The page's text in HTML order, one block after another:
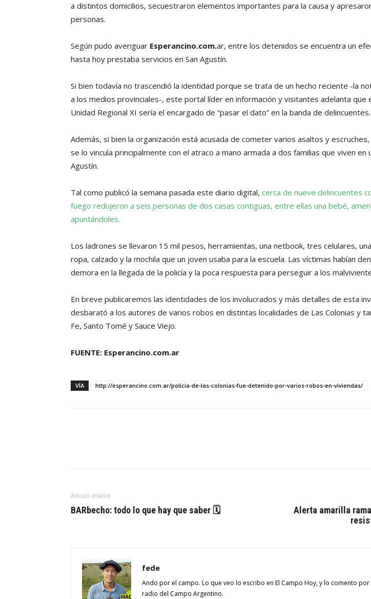
a distintos domicilios, secuestraron elementos importantes para la causa y
personas.
Según pudo averiguar Esperancino.com.ar, entre los detenidos se encuentra un
hasta hoy prestaba servicios en San Agustín.
Si bien todavía no trascendió la identidad porque se trata de un hecho reciente -la
a los medios provinciales-, este portal líder en información y visitantes adelanta que
Unidad Regional XI sería el encargado de “pasar el dato” en la banda de delincuentes.
Además, si bien la organización está acusada de cometer varios asaltos y
se lo vincula principalmente con el atraco a mano armada a dos familias que viven en
Agustín.
Tal como publicó la semana pasada este diario digital, cerca de nueve delincuentes
fuego redujeron a seis personas de dos casas contiguas, entre ellas una bebé,
apuntándoles.
Los ladrones se llevaron 15 mil pesos, herramientas, una netbook, tres celulares,
ropa, calzado y la mochila que un joven usaba para la escuela. Las víctimas habían
demora en la llegada de la policía y la poca respuesta para perseguir a los
En breve publicaremos las identidades de los involucrados y más detalles de esta
desbarató a los autores de varios robos en distintas localidades de Las Colonias y
Fe, Santo Tomé y Sauce Viejo.
FUENTE: Esperancino.com.ar
VÍA http://esperancino.com.ar/policia-de-las-colonias-fue-detenido-por-varios-robos-en-viviendas/
Artículo anterior
BARbecho: todo lo que hay que saber 🗓
Alerta amarilla
fede
Ando por el campo. Lo que veo lo escribo en El Campo Hoy, y lo comento por
radio del Campo Argentino.